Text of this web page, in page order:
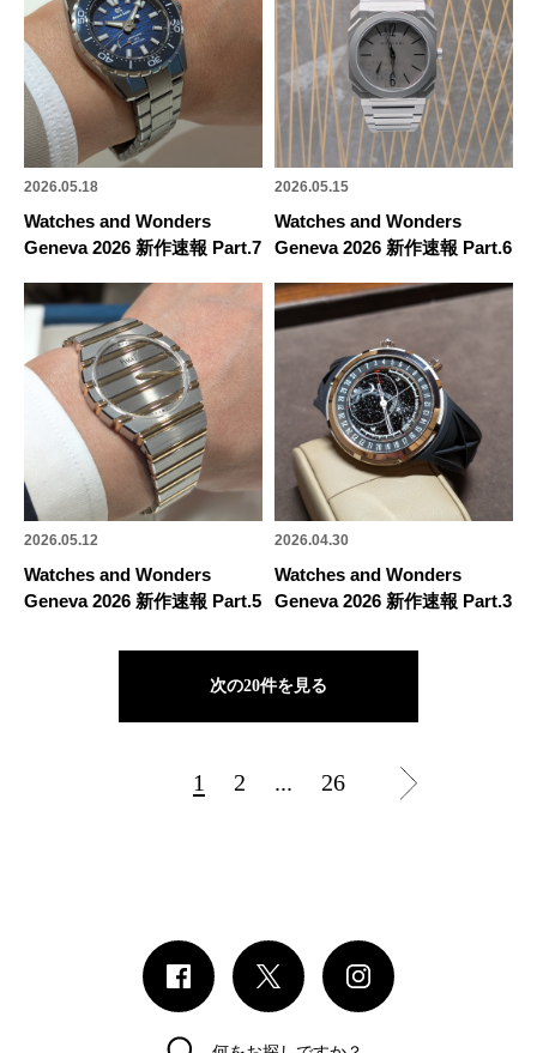
2026.05.18
Watches and Wonders
Geneva 2026 新作速報 Part.7
2026.05.15
Watches and Wonders
Geneva 2026 新作速報 Part.6
2026.05.12
Watches and Wonders
Geneva 2026 新作速報 Part.5
2026.04.30
Watches and Wonders
Geneva 2026 新作速報 Part.3
次の20件を見る
1 2 ... 26